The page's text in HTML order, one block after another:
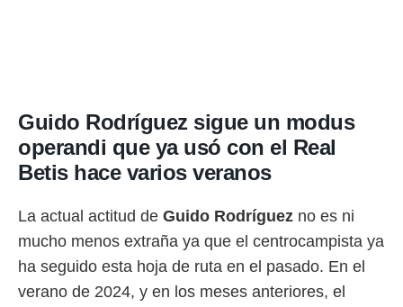
Guido Rodríguez sigue un modus
operandi que ya usó con el Real
Betis hace varios veranos
La actual actitud de Guido Rodríguez no es ni
mucho menos extraña ya que el centrocampista ya
ha seguido esta hoja de ruta en el pasado. En el
verano de 2024, y en los meses anteriores, el